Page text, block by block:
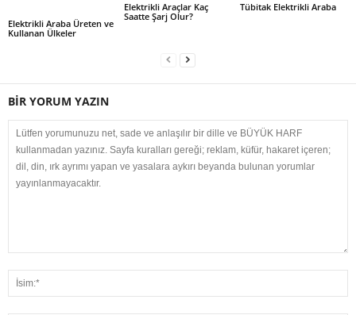
Elektrikli Araba Üreten ve
Kullanan Ülkeler
Elektrikli Araçlar Kaç
Saatte Şarj Olur?
Tübitak Elektrikli Araba
BİR YORUM YAZIN